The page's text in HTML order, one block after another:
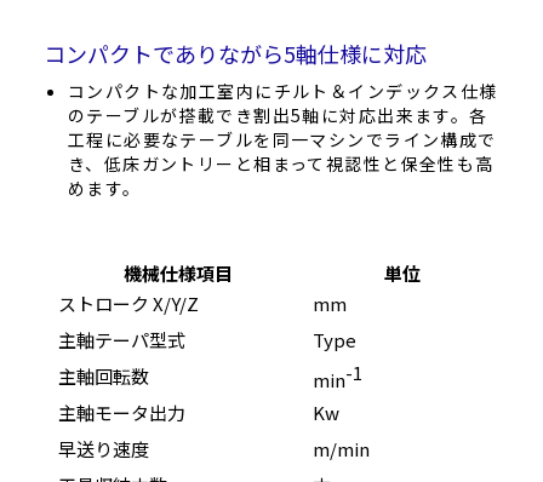
コンパクトでありながら5軸仕様に対応
コンパクトな加工室内にチルト＆インデックス仕様
のテーブルが搭載でき割出5軸に対応出来ます。各
工程に必要なテーブルを同一マシンでライン構成で
き、低床ガントリーと相まって視認性と保全性も高
めます。
機械仕様項目
単位
ストローク X/Y/Z
mm
主軸テーパ型式
Type
主軸回転数
min-1
主軸モータ出力
Kw
早送り速度
m/min